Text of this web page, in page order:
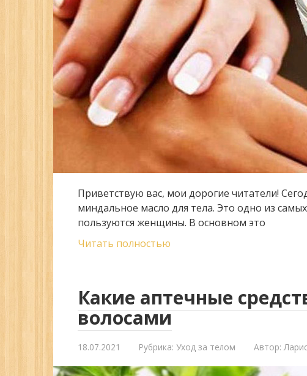
Приветствую вас, мои дорогие читатели!
миндальное масло для тела. Это одно из
пользуются женщины. В основном это
Читать полностью
Какие аптечные
волосами
18.07.2021 Рубрика: Уход за телом Автор: